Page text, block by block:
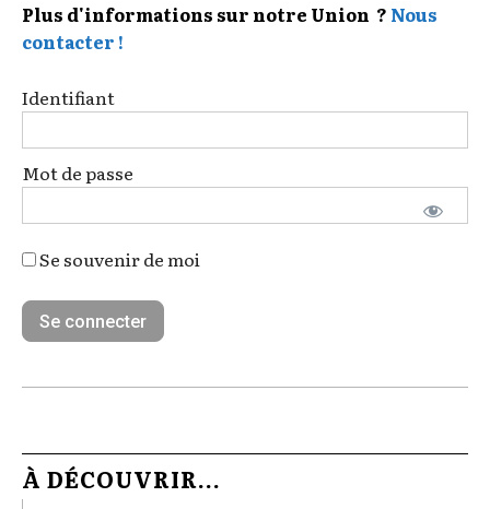
Plus d'informations sur notre Union ? Nous
contacter !
Identifiant
Mot de passe
Se souvenir de moi
À DÉCOUVRIR...